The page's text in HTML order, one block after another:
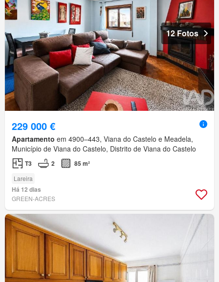
12 Fotos
229 000 €
Apartamento em 4900–443, Viana do Castelo e Meadela,
Município de Viana do Castelo, Distrito de Viana do Castelo
T3 2 85 m²
Lareira
Há 12 dias
GREEN-ACRES